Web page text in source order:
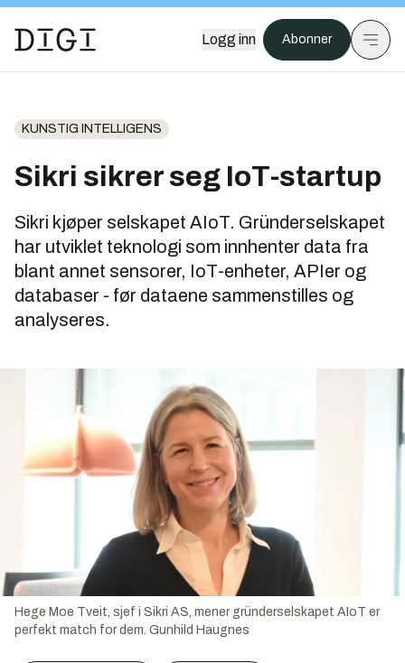
Logg inn Abonner
KUNSTIG INTELLIGENS
Sikri sikrer seg IoT-startup
Sikri kjøper selskapet AIoT. Gründerselskapet
har utviklet teknologi som innhenter data fra
blant annet sensorer, IoT-enheter, APIer og
databaser - før dataene sammenstilles og
analyseres.
Hege Moe Tveit, sjef i Sikri AS, mener gründerselskapet AIoT er
perfekt match for dem. Gunhild Haugnes